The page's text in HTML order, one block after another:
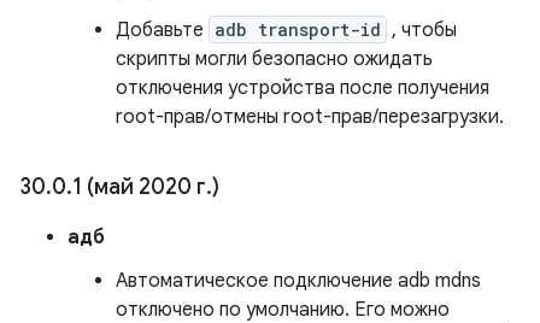
Добавьте adb transport-id , чтобы
скрипты могли безопасно ожидать
отключения устройства после получения
root-прав/отмены root-прав/перезагрузки.
30.0.1 (май 2020 г.)
адб
Автоматическое подключение adb mdns
отключено по умолчанию. Его можно